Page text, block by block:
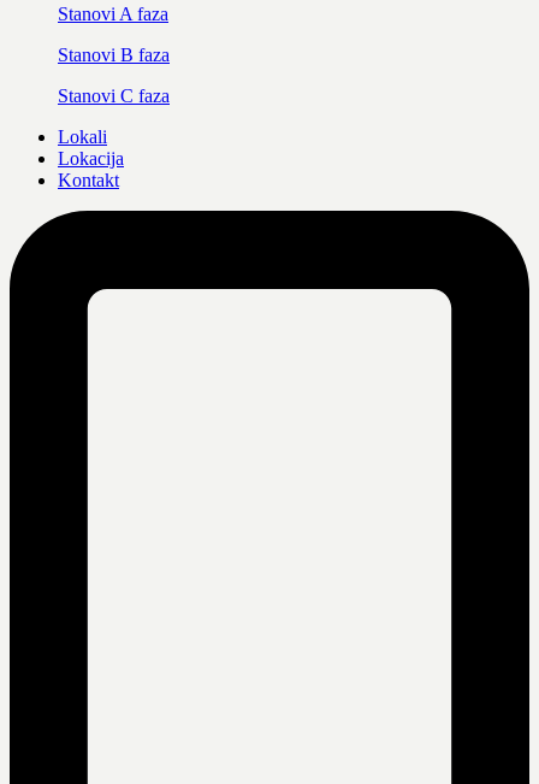
Stanovi A faza
Stanovi B faza
Stanovi C faza
Lokali
Lokacija
Kontakt